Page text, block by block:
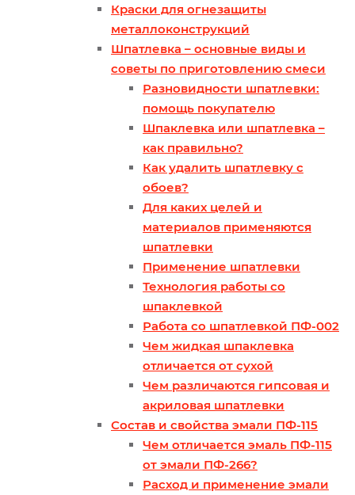
Краски для огнезащиты
металлоконструкций
Шпатлевка – основные виды и
советы по приготовлению смеси
Разновидности шпатлевки:
помощь покупателю
Шпаклевка или шпатлевка –
как правильно?
Как удалить шпатлевку с
обоев?
Для каких целей и
материалов применяются
шпатлевки
Применение шпатлевки
Технология работы со
шпаклевкой
Работа со шпатлевкой ПФ-002
Чем жидкая шпаклевка
отличается от сухой
Чем различаются гипсовая и
акриловая шпатлевки
Состав и свойства эмали ПФ-115
Чем отличается эмаль ПФ-115
от эмали ПФ-266?
Расход и применение эмали